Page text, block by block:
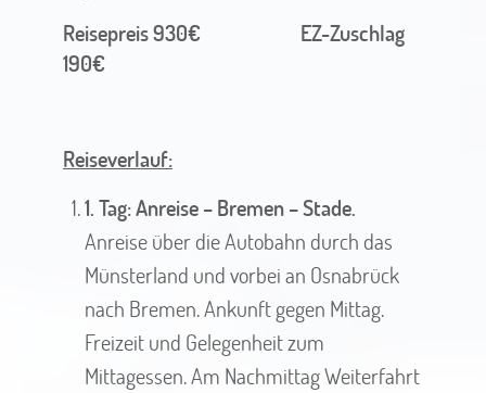
Reisepreis 930€ EZ-Zuschlag
190€
Reiseverlauf:
1. Tag: Anreise – Bremen – Stade.
Anreise über die Autobahn durch das
Münsterland und vorbei an Osnabrück
nach Bremen. Ankunft gegen Mittag.
Freizeit und Gelegenheit zum
Mittagessen. Am Nachmittag Weiterfahrt